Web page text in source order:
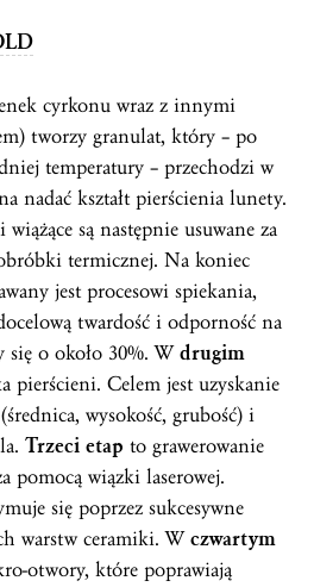
cyrkonu wraz z innymi
tworzy granulat, który – po
temperatury – przechodzi w
nadać kształt pierścienia lunety.
są następnie usuwane za
termicznej. Na koniec
jest procesowi spiekania,
twardość i odporność na
się o około 30%. Wdrugim
pierścieni. Celem jest uzyskanie
wysokość, grubość) i
Trzeci etap to grawerowanie
pomocą wiązki laserowej.
się poprzez sukcesywne
warstw ceramiki. Wczwartym
otwory, które poprawiają